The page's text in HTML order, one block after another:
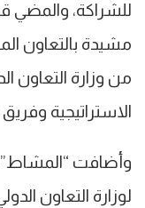
للشراكة، والمضي
مشيدة بالتعاون
من وزارة التعاون
الاستراتيجية
وأضافت “المشاط”،
لوزارة التعاون